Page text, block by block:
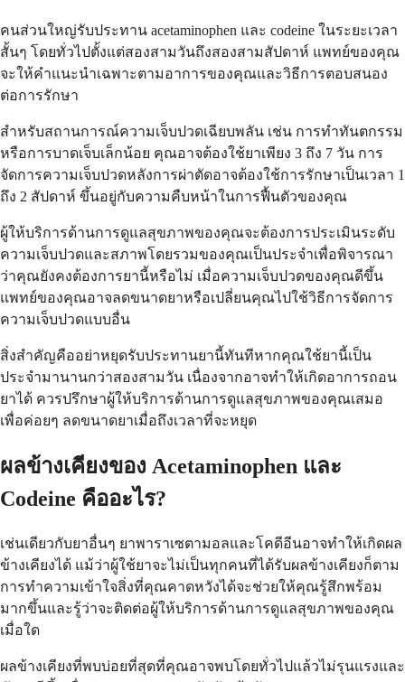
คนส่วนใหญ่รับประทาน acetaminophen และ codeine ในระยะเวลา
สั้นๆ โดยทั่วไปตั้งแต่สองสามวันถึงสองสามสัปดาห์ แพทย์ของคุณ
จะให้คำแนะนำเฉพาะตามอาการของคุณและวิธีการตอบสนอง
ต่อการรักษา
สำหรับสถานการณ์ความเจ็บปวดเฉียบพลัน เช่น การทำทันตกรรม
หรือการบาดเจ็บเล็กน้อย คุณอาจต้องใช้ยาเพียง 3 ถึง 7 วัน การ
จัดการความเจ็บปวดหลังการผ่าตัดอาจต้องใช้การรักษาเป็นเวลา 1
ถึง 2 สัปดาห์ ขึ้นอยู่กับความคืบหน้าในการฟื้นตัวของคุณ
ผู้ให้บริการด้านการดูแลสุขภาพของคุณจะต้องการประเมินระดับ
ความเจ็บปวดและสภาพโดยรวมของคุณเป็นประจำเพื่อพิจารณา
ว่าคุณยังคงต้องการยานี้หรือไม่ เมื่อความเจ็บปวดของคุณดีขึ้น
แพทย์ของคุณอาจลดขนาดยาหรือเปลี่ยนคุณไปใช้วิธีการจัดการ
ความเจ็บปวดแบบอื่น
สิ่งสำคัญคืออย่าหยุดรับประทานยานี้ทันทีหากคุณใช้ยานี้เป็น
ประจำมานานกว่าสองสามวัน เนื่องจากอาจทำให้เกิดอาการถอน
ยาได้ ควรปรึกษาผู้ให้บริการด้านการดูแลสุขภาพของคุณเสมอ
เพื่อค่อยๆ ลดขนาดยาเมื่อถึงเวลาที่จะหยุด
ผลข้างเคียงของ Acetaminophen และ
Codeine คืออะไร?
เช่นเดียวกับยาอื่นๆ ยาพาราเซตามอลและโคดีอีนอาจทำให้เกิดผล
ข้างเคียงได้ แม้ว่าผู้ใช้ยาจะไม่เป็นทุกคนที่ได้รับผลข้างเคียงก็ตาม
การทำความเข้าใจสิ่งที่คุณคาดหวังได้จะช่วยให้คุณรู้สึกพร้อม
มากขึ้นและรู้ว่าจะติดต่อผู้ให้บริการด้านการดูแลสุขภาพของคุณ
เมื่อใด
ผลข้างเคียงที่พบบ่อยที่สุดที่คุณอาจพบโดยทั่วไปแล้วไม่รุนแรงและ